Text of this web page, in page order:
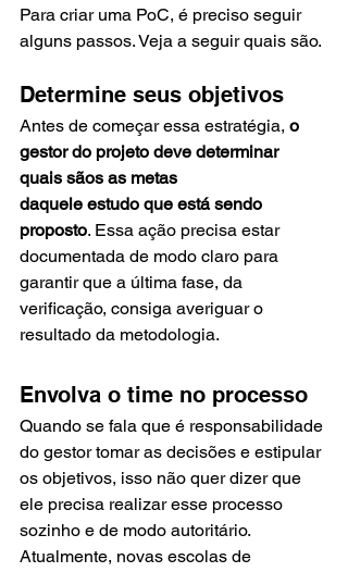
Para criar uma PoC, é preciso seguir
alguns passos. Veja a seguir quais são.
Determine seus objetivos
Antes de começar essa estratégia, o
gestor do projeto deve determinar
quais sãos as metas
daquele estudo que está sendo
proposto. Essa ação precisa estar
documentada de modo claro para
garantir que a última fase, da
verificação, consiga averiguar o
resultado da metodologia.
Envolva o time no processo
Quando se fala que é responsabilidade
do gestor tomar as decisões e estipular
os objetivos, isso não quer dizer que
ele precisa realizar esse processo
sozinho e de modo autoritário.
Atualmente, novas escolas de